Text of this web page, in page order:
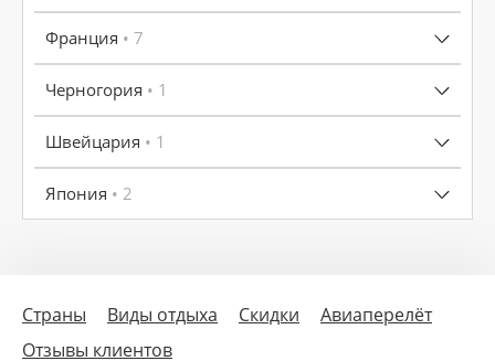
Франция • 7
Черногория • 1
Швейцария • 1
Япония • 2
Страны Виды отдыха Скидки
Авиаперелёт
Отзывы клиентов